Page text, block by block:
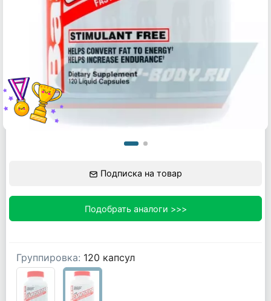
Подписка на товар
Подобрать аналоги >>>
Группировка: 120 капсул